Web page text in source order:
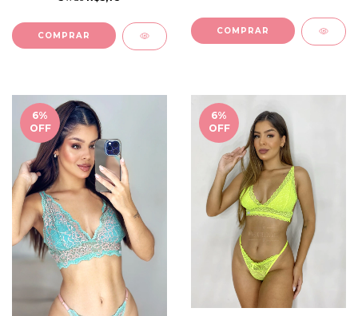
COMPRAR COMPRAR
6%
OFF
6%
OFF